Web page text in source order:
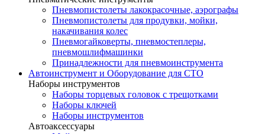
Пневмопистолеты лакокрасочные, аэрографы
Пневмопистолеты для продувки, мойки,
накачивания колес
Пневмогайковерты, пневмостеплеры,
пневмошлифмашинки
Принадлежности для пневмоинструмента
Автоинструмент и Оборудование для СТО
Наборы инструментов
Наборы торцевых головок c трещотками
Наборы ключей
Наборы инструментов
Автоаксессуары